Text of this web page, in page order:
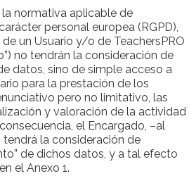
normativa aplicable de
personal europea (RGPD),
un Usuario y/o de TeachersPRO
no tendrán la consideración de
datos, sino de simple acceso a
para la prestación de los
pero no limitativo, las
y valoración de la actividad
el Encargado, –al
la consideración de
de dichos datos, y a tal efecto
el Anexo 1.